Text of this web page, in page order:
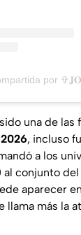
una de las
, incluso
a los
al conjunto del
aparecer
llama más la